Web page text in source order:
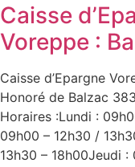
Caisse
Voreppe :
Caisse d’Epargne
Honoré de Balzac
Horaires :Lundi :
09h00 – 12h30 /
13h30 – 18h00Jeudi